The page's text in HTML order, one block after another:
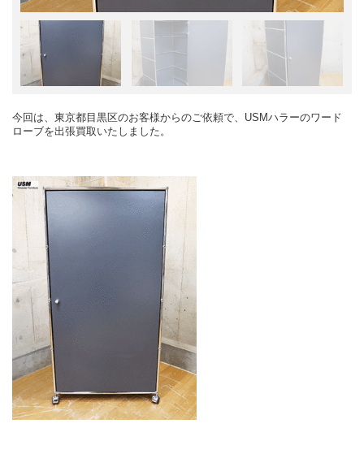
今回は、東京都目黒区のお客様からのご依頼で、USMハラーのワード
ローブを出張買取いたしました。